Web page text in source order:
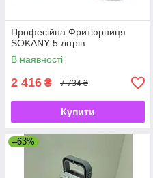
Професійна Фритюрниця
SOKANY 5 літрів
В наявності
2 416 ₴ 7 734 ₴
Купити
–63%